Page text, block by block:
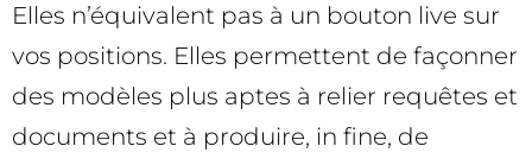
Elles n’équivalent pas à un bouton live sur
vos positions. Elles permettent de façonner
des modèles plus aptes à relier requêtes et
documents et à produire, in fine, de